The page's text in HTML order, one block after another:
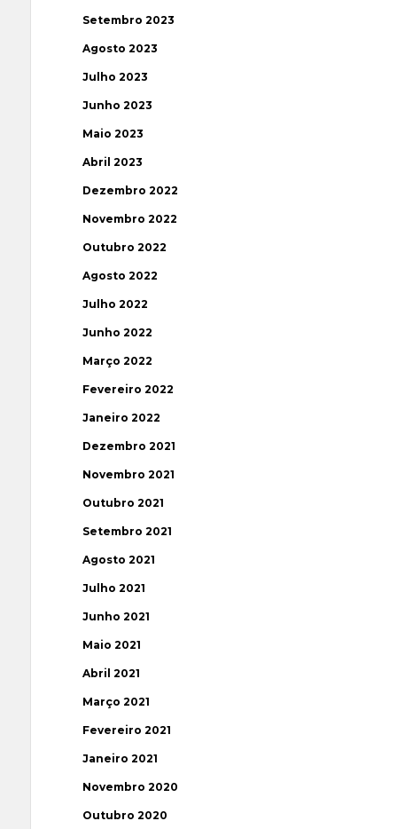
Setembro 2023
Agosto 2023
Julho 2023
Junho 2023
Maio 2023
Abril 2023
Dezembro 2022
Novembro 2022
Outubro 2022
Agosto 2022
Julho 2022
Junho 2022
Março 2022
Fevereiro 2022
Janeiro 2022
Dezembro 2021
Novembro 2021
Outubro 2021
Setembro 2021
Agosto 2021
Julho 2021
Junho 2021
Maio 2021
Abril 2021
Março 2021
Fevereiro 2021
Janeiro 2021
Novembro 2020
Outubro 2020